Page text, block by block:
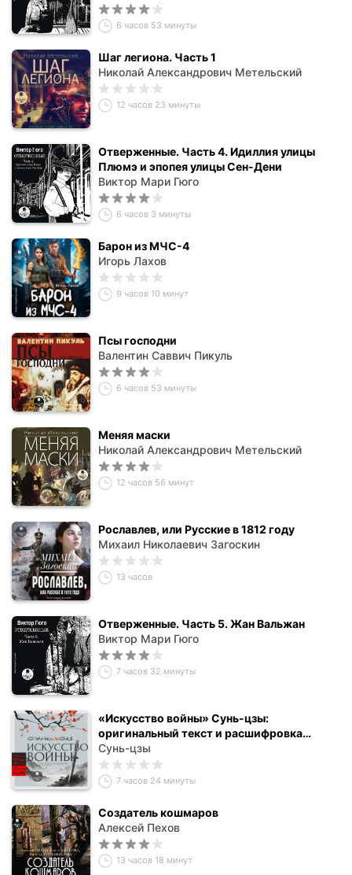
6 часов 53 минуты
Шаг легиона. Часть 1
Николай Александрович Метельский
12 часов 23 минуты
Отверженные. Часть 4. Идиллия улицы
Плюмэ и эпопея улицы Сен-Дени
Виктор Мари Гюго
6 часов 3 минуты
Барон из МЧС-4
Игорь Лахов
9 часов 10 минут
Псы господни
Валентин Саввич Пикуль
6 часов 53 минуты
Меняя маски
Николай Александрович Метельский
12 часов 56 минут
Рославлев, или Русские в 1812 году
Михаил Николаевич Загоскин
13 часов
Отверженные. Часть 5. Жан Вальжан
Виктор Мари Гюго
7 часов 32 минуты
«Искусство войны» Сунь-цзы:
оригинальный текст и расшифровка
искусства стратегии
Сунь-цзы
7 часов 24 минуты
Создатель кошмаров
Алексей Пехов
13 часов 18 минут